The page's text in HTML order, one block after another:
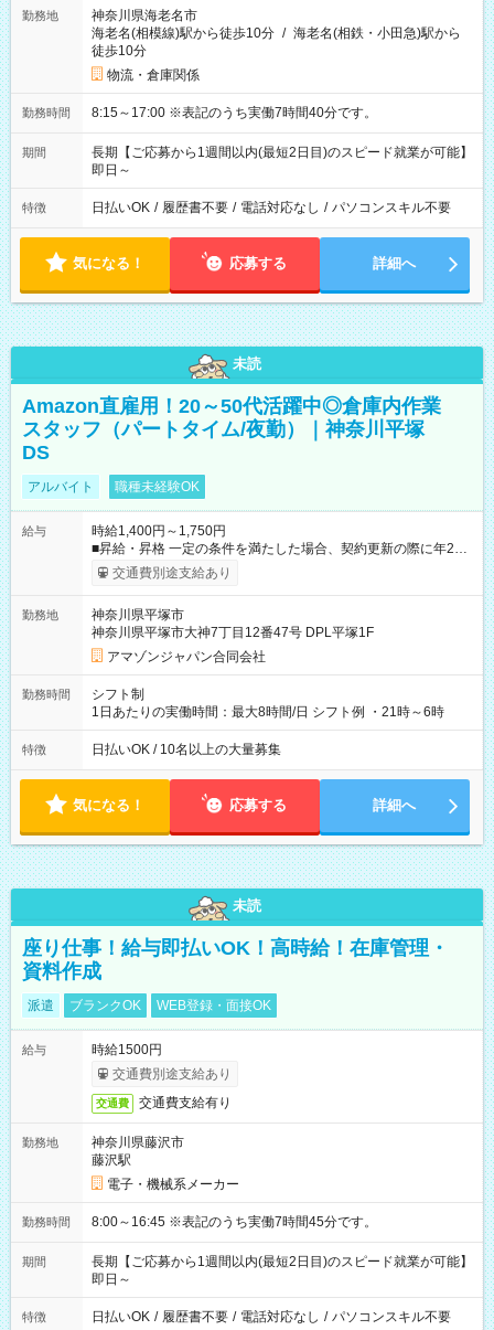
勤務地
神奈川県海老名市
海老名(相模線)駅から徒歩10分 / 海老名(相鉄・小田急)駅から
徒歩10分
物流・倉庫関係
勤務時間 8:15～17:00 ※表記のうち実働7時間40分です。
期間
長期【ご応募から1週間以内(最短2日目)のスピード就業が可能】
即日～
特徴 日払いOK / 履歴書不要 / 電話対応なし / パソコンスキル不要
気になる！ 応募する 詳細へ
未読
Amazon直雇用！20～50代活躍中◎倉庫内作業
スタッフ（パートタイム/夜勤）｜神奈川平塚
DS
アルバイト 職種未経験OK
給与
時給1,400円～1,750円
■昇給・昇格 一定の条件を満たした場合、契約更新の際に年2回
まで昇給の機会があります。 ■正社員登用制度あり ※月末締/翌
月25日支払い ※時間外手当、別途支給 ※深夜割増賃金 (22:00～
☆Amazon直雇用で安定して働けます！ 【試用期間】試用期間
あり 試用期間の長さ：1週間 雇用形態、給与は本採用時と同じ
です。
交通費別途支給あり
勤務地
神奈川県平塚市
神奈川県平塚市大神7丁目12番47号 DPL平塚1F
アマゾンジャパン合同会社
勤務時間
シフト制
1日あたりの実働時間：最大8時間/日 シフト例 ・21時～6時
特徴 日払いOK / 10名以上の大量募集
気になる！ 応募する 詳細へ
未読
座り仕事！給与即払いOK！高時給！在庫管理・
資料作成
派遣 ブランクOK WEB登録・面接OK
給与
時給1500円
交通費別途支給あり
交通費 交通費支給有り
勤務地
神奈川県藤沢市
藤沢駅
電子・機械系メーカー
勤務時間 8:00～16:45 ※表記のうち実働7時間45分です。
期間
長期【ご応募から1週間以内(最短2日目)のスピード就業が可能】
即日～
特徴 日払いOK / 履歴書不要 / 電話対応なし / パソコンスキル不要